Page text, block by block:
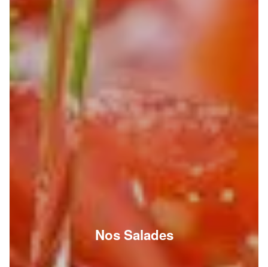
Nos Salades